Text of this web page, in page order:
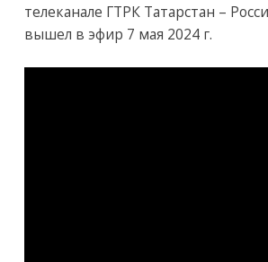
телеканале ГТРК Татарстан –
вышел в эфир 7 мая 2024 г.